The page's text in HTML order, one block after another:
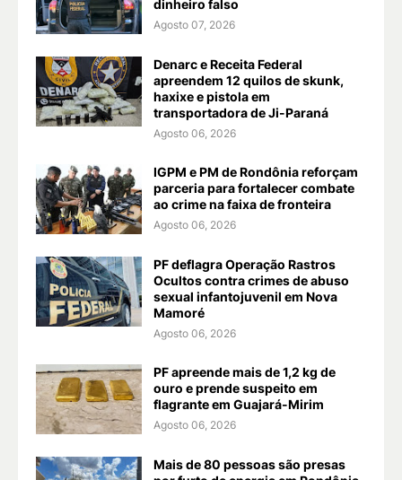
dinheiro falso
Agosto 07, 2026
Denarc e Receita Federal
apreendem 12 quilos de skunk,
haxixe e pistola em
transportadora de Ji-Paraná
Agosto 06, 2026
IGPM e PM de Rondônia reforçam
parceria para fortalecer combate
ao crime na faixa de fronteira
Agosto 06, 2026
PF deflagra Operação Rastros
Ocultos contra crimes de abuso
sexual infantojuvenil em Nova
Mamoré
Agosto 06, 2026
PF apreende mais de 1,2 kg de
ouro e prende suspeito em
flagrante em Guajará-Mirim
Agosto 06, 2026
Mais de 80 pessoas são presas